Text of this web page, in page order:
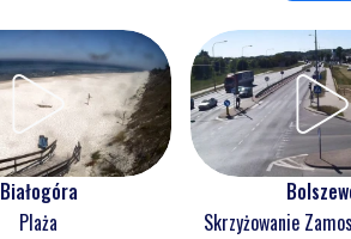
Białogóra
Plaża
Skrzyżowanie